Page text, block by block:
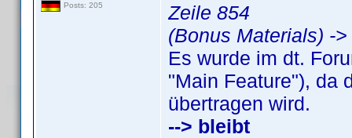
Posts: 205
Zeile 854
(Bonus Materials) -
Es wurde im dt.
"Main Feature"), da
übertragen wird.
--> bleibt